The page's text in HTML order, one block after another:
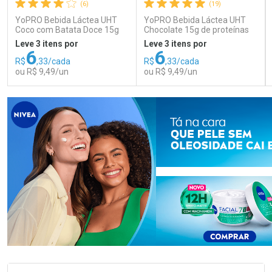
(6)
YoPRO Bebida Láctea UHT
Coco com Batata Doce 15g
de proteínas 250ml
Leve 3 itens por
R$6,33/cada
ou R$ 9,49/un
FECHAR
Laboratório
Ativar Desconto
FECHAR
Por Menos
(19)
YoPRO Bebida Láctea UHT
Chocolate 15g de proteínas
250ml
Leve 3 itens por
R$6,33/cada
ou R$ 9,49/un
Laboratório
Ativar Desconto
Por Menos